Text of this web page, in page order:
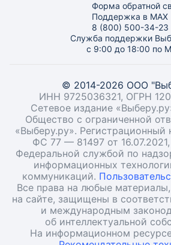
Форма обратной
Поддержка в MAX
8 (800) 500-34-23
Служба поддержки
с 9:00 до 18:00 по
© 2014-2026 ООО
ИНН 9725036321, ОГРН
Сетевое издание
Общество с ограниченной
«Выберу.ру».
ФС 77 — 81497 от
Федеральной службой по
информационных
коммуникаций.
Все права на любые
на сайте, защищены в
и международным
об интеллектуальной
На информационном